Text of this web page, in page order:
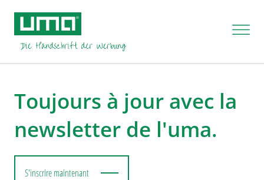
You are not authorised to process this task.
Toujours à jour avec la
newsletter de l'uma.
S'inscrire maintenant